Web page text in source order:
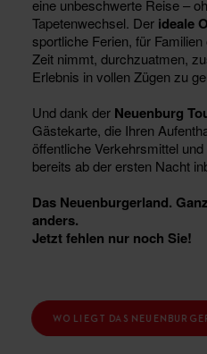
eine unbeschwerte Reise –
Tapetenwechsel. Der ideale
sportliche Ferien, für
Zeit nimmt, durchzuatmen,
Erlebnis in vollen Zügen zu
Und dank der Neuenburg
Gästekarte, die Ihren
öffentliche Verkehrsmittel
bereits ab der ersten Nacht
Das Neuenburgerland.
anders.
Jetzt fehlen nur noch Sie!
WO LIEGT DAS